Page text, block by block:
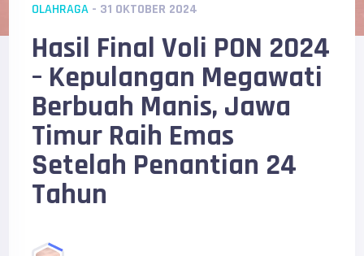
OLAHRAGA - 31 OKTOBER 2024
Hasil Final Voli PON 2024
– Kepulangan Megawati
Berbuah Manis, Jawa
Timur Raih Emas
Setelah Penantian 24
Tahun